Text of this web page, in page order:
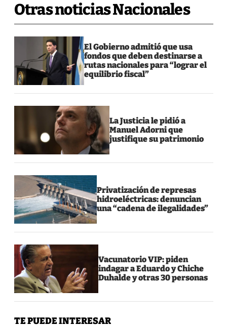
Otras noticias Nacionales
El Gobierno admitió que usa
fondos que deben destinarse a
rutas nacionales para “lograr el
equilibrio fiscal”
La Justicia le pidió a
Manuel Adorni que
justifique su patrimonio
Privatización de represas
hidroeléctricas: denuncian
una “cadena de ilegalidades”
Vacunatorio VIP: piden
indagar a Eduardo y Chiche
Duhalde y otras 30 personas
TE PUEDE INTERESAR